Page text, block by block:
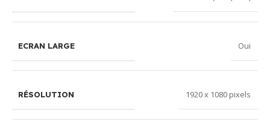
ECRAN LARGE Oui
RÉSOLUTION 1920 x 1080 pixels